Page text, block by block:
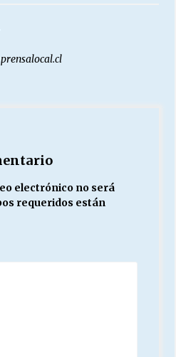
electrónico no será
requeridos están